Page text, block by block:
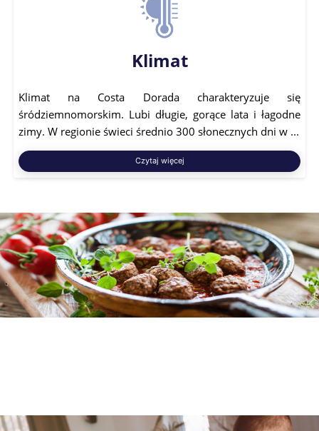
Klimat
Klimat na Costa Dorada charakteryzuje się
śródziemnomorskim. Lubi długie, gorące lata i łagodne
zimy. W regionie świeci średnio 300 słonecznych dni w ...
Czytaj więcej